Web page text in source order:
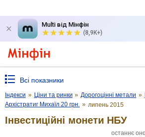
Multi від Мінфін
(8,9K+)
Всі показники
Індекси » Ціни та ринки » Дорогоцінні метали »
Архістратиг Михаїл 20 грн. » липень 2015
Інвестиційні монети НБУ
останнє